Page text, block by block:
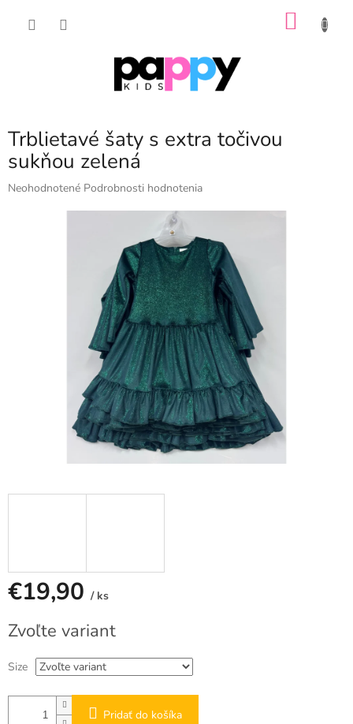
Trblietavé šaty s extra točivou
sukňou zelená
Priemerné
Neohodnotené Podrobnosti hodnotenia
€19,90 / ks
cena:
Zvoľte variant
Size
Pridať do košíka